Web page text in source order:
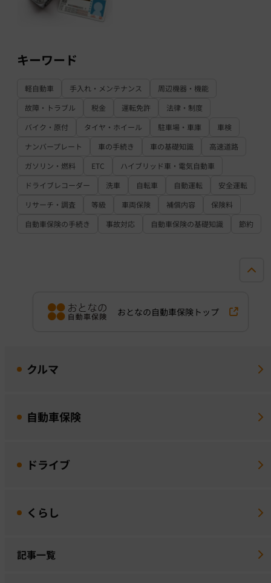
キーワード
軽自動車 手入れ・メンテナンス
周辺機器・機能
故障・トラブル
税金 運転免許
法律・制度
バイク・原付
タイヤ・ホイール 駐車場・車庫
車検
ナンバープレート
車の手続き 車の基礎知識
高速道路
ガソリン・燃料
ETC
ハイブリッド車・電気自動車
ドライブレコーダー
洗車 自転車 自動運転
安全運転
リサーチ・調査
等級 車両保険 補償内容
保険料
自動車保険の手続き
事故対応 自動車保険の基礎知識 節約
おとなの自動車保険トップ
クルマ
自動車保険
ドライブ
くらし
記事一覧